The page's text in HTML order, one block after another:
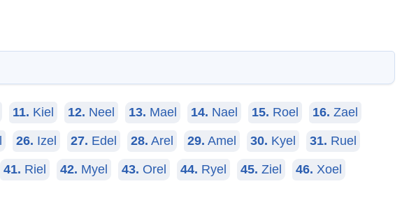
11. Kiel 12. Neel 13. Mael 14. Nael 15. Roel 16. Zael
26. Izel 27. Edel 28. Arel 29. Amel 30. Kyel 31. Ruel
41. Riel 42. Myel 43. Orel 44. Ryel 45. Ziel 46. Xoel